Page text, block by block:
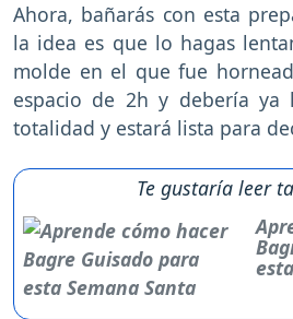
Ahora, bañarás con esta
la idea es que lo hagas
molde en el que fue
espacio de 2h y debería ya
totalidad y estará lista para
Te gustaría leer